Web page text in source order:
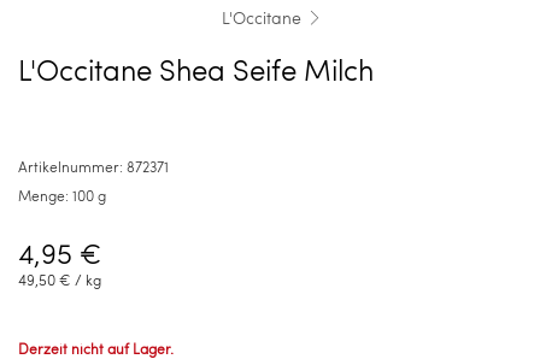
L'Occitane
L'Occitane Shea Seife Milch
Artikelnummer: 872371
Menge: 100 g
4,95 €
49,50 € / kg
Derzeit nicht auf Lager.